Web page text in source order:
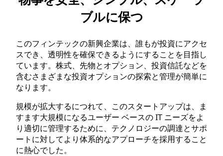
ブルに保つ
このフィンテックの新興企業は、誰もが投資にアクセ
スでき、透明性を確保できるようにすることを目指し
ています。株式、先物とオプション、投資信託などを
含むさまざまな投資オプションの探索と管理が簡単に
なります。
規模が拡大するにつれて、このスタートアップは、ま
すます大規模になるユーザー ベースの IT ニーズをよ
り適切に管理するために、テクノロジーの調達とサポ
ートに対してより体系的なアプローチを採用すること
に熱心でした。